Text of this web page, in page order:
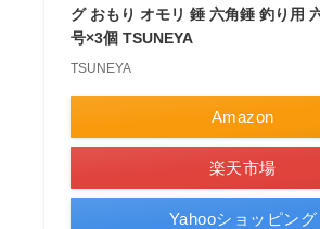
グ おもり オモリ 錘 六角錘 釣り用
号×3個 TSUNEYA
TSUNEYA
Amazon
楽天市場
Yahooショッピング